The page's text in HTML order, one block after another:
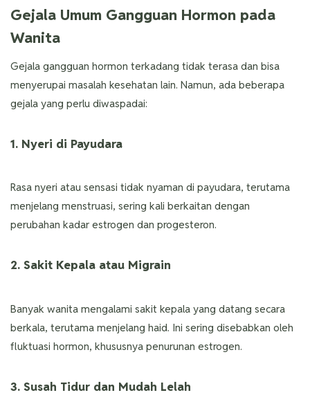
Gejala Umum Gangguan Hormon pada
Wanita
Gejala gangguan hormon terkadang tidak terasa dan bisa
menyerupai masalah kesehatan lain. Namun, ada beberapa
gejala yang perlu diwaspadai:
1. Nyeri di Payudara
Rasa nyeri atau sensasi tidak nyaman di payudara, terutama
menjelang menstruasi, sering kali berkaitan dengan
perubahan kadar estrogen dan progesteron.
2. Sakit Kepala atau Migrain
Banyak wanita mengalami sakit kepala yang datang secara
berkala, terutama menjelang haid. Ini sering disebabkan oleh
fluktuasi hormon, khususnya penurunan estrogen.
3. Susah Tidur dan Mudah Lelah